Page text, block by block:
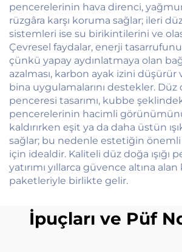
pencerelerinin hava direnci,
rüzgâra karşı koruma sağlar; ileri
sistemleri ise su birikintilerini ve olası
Çevresel faydalar, enerji tasarrufunu
çünkü yapay aydınlatmaya olan
azalması, karbon ayak izini
bina uygulamalarını destekler. Düz
penceresi tasarımı, kubbe
pencerelerinin hacimli
kaldırırken eşit ya da daha üstün
sağlar; bu nedenle estetiğin
için idealdir. Kaliteli düz doğa ışığı
yatırımı yıllarca güvence altına
paketleriyle birlikte gelir.
İpuçları ve Püf